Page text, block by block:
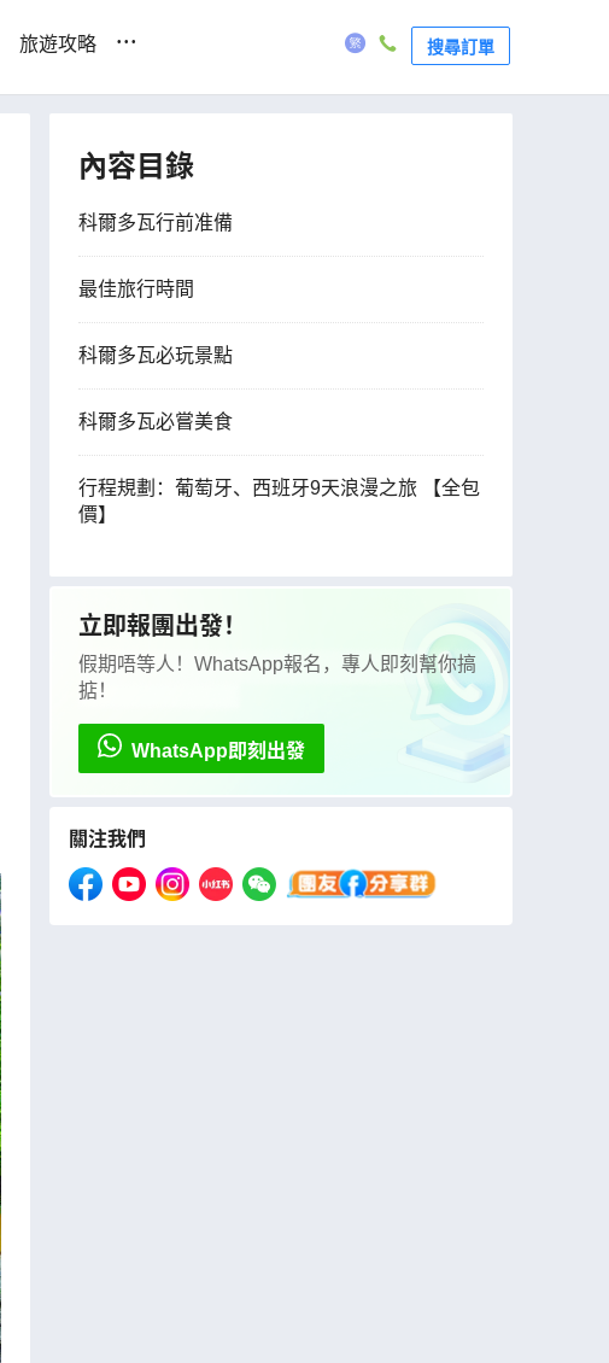
旅遊攻略 ... 搜尋訂單
內容目錄
科爾多瓦行前准備
最佳旅行時間
科爾多瓦必玩景點
科爾多瓦必嘗美食
行程規劃：葡萄牙、西班牙9天浪漫之旅 【全包
價】
立即報團出發！
假期唔等人！WhatsApp報名，專人即刻幫你搞
掂！
WhatsApp即刻出發
關注我們